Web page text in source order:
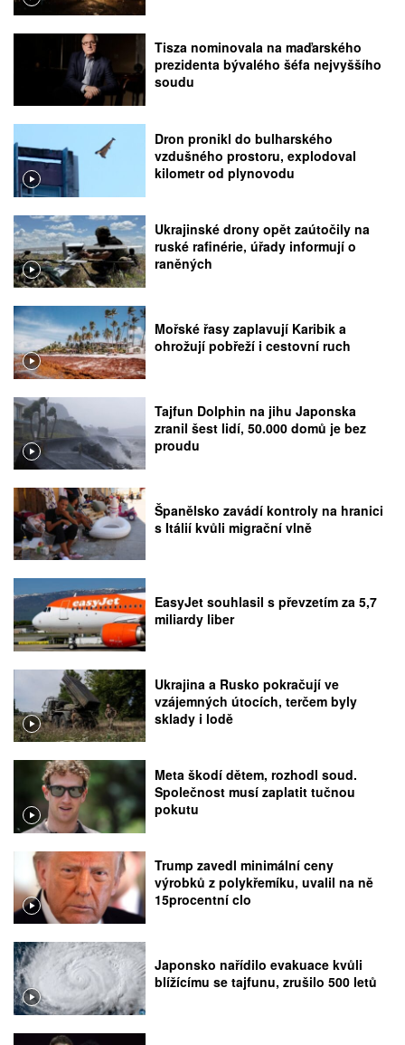
Tisza nominovala na maďarského
prezidenta bývalého šéfa nejvyššího
soudu
Dron pronikl do bulharského
vzdušného prostoru, explodoval
kilometr od plynovodu
Ukrajinské drony opět zaútočily na
ruské rafinérie, úřady informují o
raněných
Mořské řasy zaplavují Karibik a
ohrožují pobřeží i cestovní ruch
Tajfun Dolphin na jihu Japonska
zranil šest lidí, 50.000 domů je bez
proudu
Španělsko zavádí kontroly na hranici
s Itálií kvůli migrační vlně
EasyJet souhlasil s převzetím za 5,7
miliardy liber
Ukrajina a Rusko pokračují ve
vzájemných útocích, terčem byly
sklady i lodě
Meta škodí dětem, rozhodl soud.
Společnost musí zaplatit tučnou
pokutu
Trump zavedl minimální ceny
výrobků z polykřemíku, uvalil na ně
15procentní clo
Japonsko nařídilo evakuace kvůli
blížícímu se tajfunu, zrušilo 500 letů